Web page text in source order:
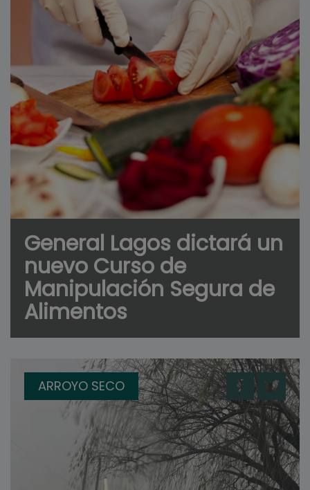
General Lagos dictará un
nuevo Curso de
Manipulación Segura de
Alimentos
ARROYO SECO